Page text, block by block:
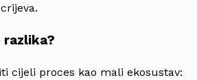
razlika?
cijeli proces kao mali ekosustav: